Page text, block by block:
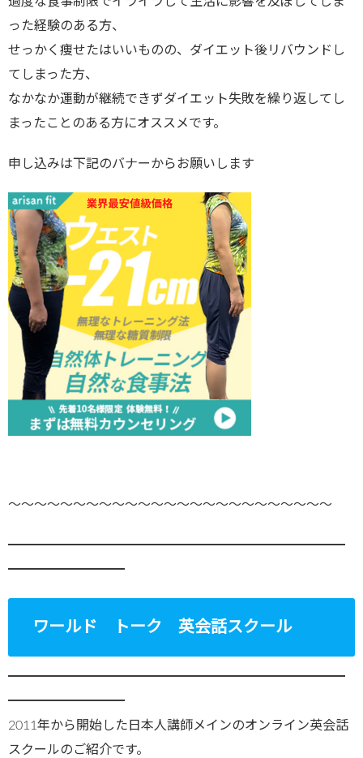
った経験のある方、
せっかく痩せたはいいものの、ダイエット後リバウンドし
てしまった方、
なかなか運動が継続できずダイエット失敗を繰り返してし
まったことのある方にオススメです。
申し込みは下記のバナーからお願いします
～～～～～～～～～～～～～～～～～～～～～～～～～
━━━━━━━━━━━━━━━━━━━━━━━━━━
━━━━━━━━━
ワールド トーク 英会話スクール
━━━━━━━━━━━━━━━━━━━━━━━━━━
━━━━━━━━━
2011年から開始した日本人講師メインのオンライン英会話
スクールのご紹介です。